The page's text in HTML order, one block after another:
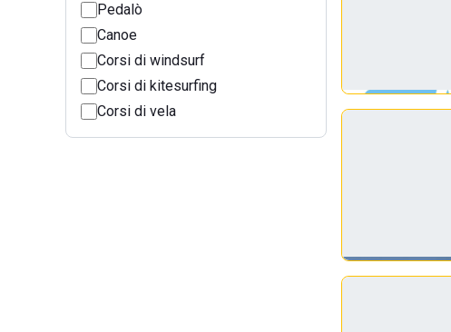
Pedalò
Canoe
Corsi di windsurf
Corsi di kitesurfing
Corsi di vela